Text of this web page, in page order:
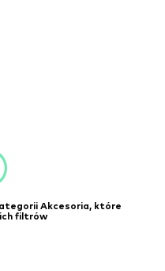
Akcesoria, które
filtrów